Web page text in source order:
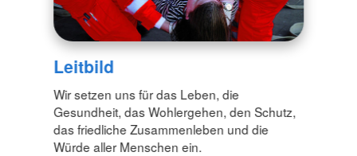
Leitbild
Wir setzen uns für das Leben, die
Gesundheit, das Wohlergehen, den Schutz,
das friedliche Zusammenleben und die
Würde aller Menschen ein.